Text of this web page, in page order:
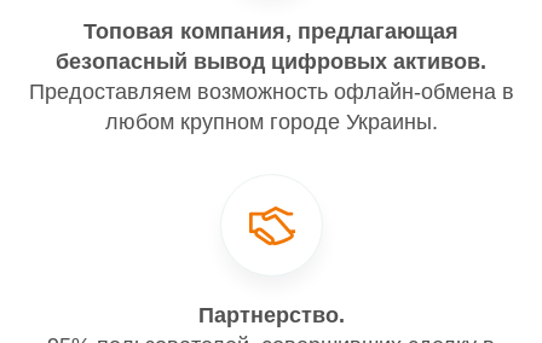
Топовая компания, предлагающая
безопасный вывод цифровых активов.
Предоставляем возможность офлайн-обмена в
любом крупном городе Украины.
Партнерство.